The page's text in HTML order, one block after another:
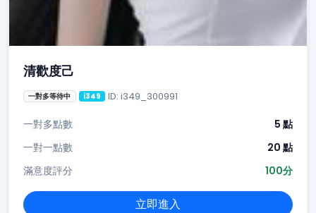
清歡度己
一對多等待中 i349 ID: i349_300991
一對多點數
5 點
一對一點數
20 點
滿意度評分
100分
立即進入